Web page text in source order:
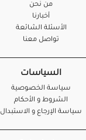
من نحن
أخبارنا
الأسئلة الشائعة
تواصل معنا
السياسات
سياسة الخصوصية
الشروط و الأحكام
سياسة الإرجاع و الاستبدال